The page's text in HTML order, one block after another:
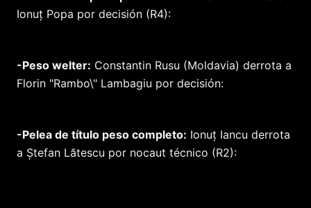
Ionuț Popa por decisión (R4):
-Peso welter: Constantin Rusu (Moldavia) derrota a
Florin "Rambo\" Lambagiu por decisión:
-Pelea de título peso completo: Ionuț Iancu derrota
a Ștefan Lătescu por nocaut técnico (R2):